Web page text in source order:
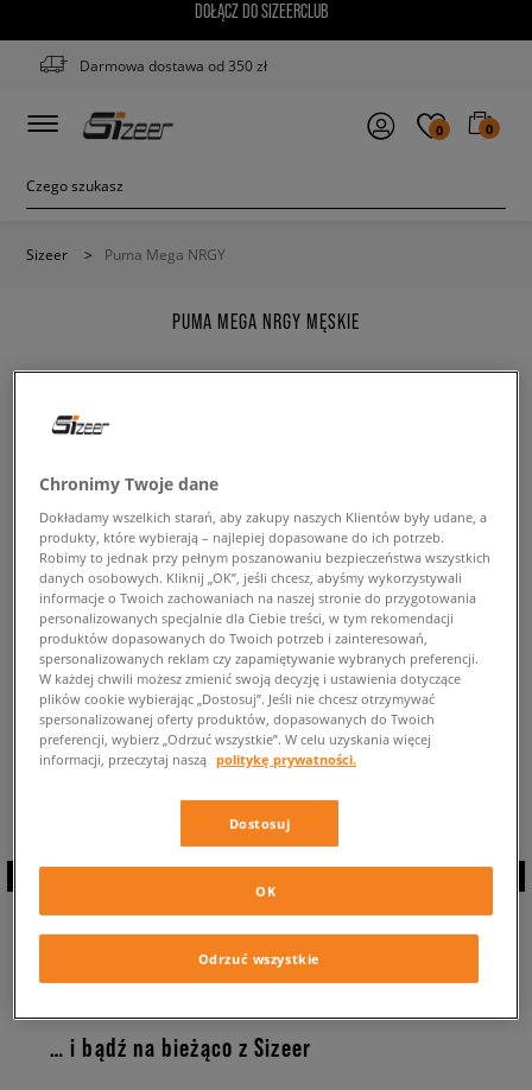
DOŁĄCZ DO SIZEERCLUB
Darmowa dostawa od 350 zł
0 0
Sizeer > Puma Mega NRGY
PUMA MEGA NRGY MĘSKIE
Zmień treść wyszukanej frazy. Spróbuj użyć mniejszej
ilości filtrów.
POWRÓT DO SKLEPU
Aktualnie przeglądasz: Puma Mega NRGY ⭐ Dostępne modele tych
butów: 0 ✅
ZAPISZ SIĘ DO
NEWSLETTERA
… i bądź na bieżąco z Sizeer
Chronimy Twoje dane
Dokładamy wszelkich starań, aby zakupy naszych Klientów były udane, a
produkty, które wybierają – najlepiej dopasowane do ich potrzeb.
Robimy to jednak przy pełnym poszanowaniu bezpieczeństwa wszystkich
danych osobowych. Kliknij „OK”, jeśli chcesz, abyśmy wykorzystywali
informacje o Twoich zachowaniach na naszej stronie do przygotowania
personalizowanych specjalnie dla Ciebie treści, w tym rekomendacji
produktów dopasowanych do Twoich potrzeb i zainteresowań,
spersonalizowanych reklam czy zapamiętywanie wybranych preferencji.
W każdej chwili możesz zmienić swoją decyzję i ustawienia dotyczące
plików cookie wybierając „Dostosuj”. Jeśli nie chcesz otrzymywać
spersonalizowanej oferty produktów, dopasowanych do Twoich
preferencji, wybierz „Odrzuć wszystkie”. W celu uzyskania więcej
informacji, przeczytaj naszą politykę prywatności.
Dostosuj
Odrzuć wszystkie
OK